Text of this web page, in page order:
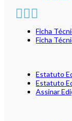
Ficha
Ficha
Estatuto
Estatuto
Assinar